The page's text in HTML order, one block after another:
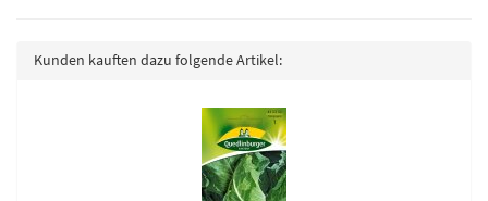
Kunden kauften dazu folgende Artikel: